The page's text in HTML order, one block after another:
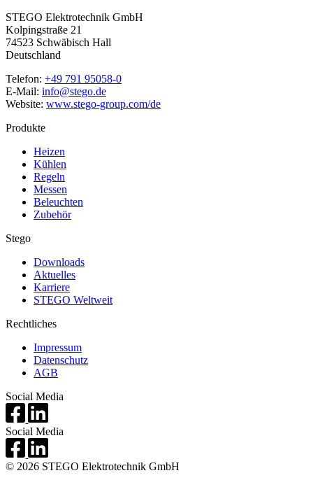
STEGO Elektrotechnik GmbH
Kolpingstraße 21
74523 Schwäbisch Hall
Deutschland
Telefon: +49 791 95058-0
E-Mail: info@stego.de
Website: www.stego-group.com/de
Produkte
Heizen
Kühlen
Regeln
Messen
Beleuchten
Zubehör
Stego
Downloads
Aktuelles
Karriere
STEGO Weltweit
Rechtliches
Impressum
Datenschutz
AGB
Social Media
Social Media
© 2026 STEGO Elektrotechnik GmbH